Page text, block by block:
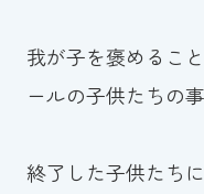
我が子を褒めるこ
ールの子供たちの
終了した子供たち